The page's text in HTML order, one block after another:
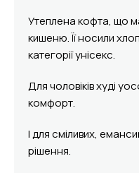
Утеплена кофта, що
кишеню. Її носили
категорії унісекс.
Для чоловіків худі
комфорт.
І для сміливих,
рішення.